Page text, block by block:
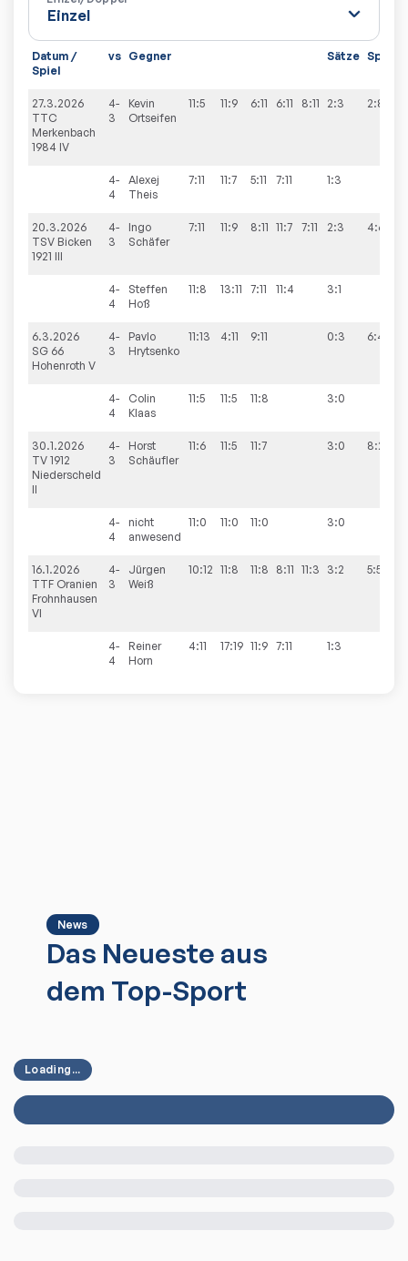
Datum /
Spiel
vs Gegner Sätze Spiele
27.3.2026
TTC
Merkenbach
1984 IV
4-
3
Kevin
Ortseifen
11:5 11:9 6:11 6:11 8:11 2:3 2:8
4-
4
Alexej
Theis
7:11 11:7 5:11 7:11 1:3
20.3.2026
TSV Bicken
1921 III
4-
3
Ingo
Schäfer
7:11 11:9 8:11 11:7 7:11 2:3 4:6
4-
4
Steffen
Hoß
11:8 13:11 7:11 11:4 3:1
6.3.2026
SG 66
Hohenroth V
4-
3
Pavlo
Hrytsenko
11:13 4:11 9:11 0:3 6:4
4-
4
Colin
Klaas
11:5 11:5 11:8 3:0
30.1.2026
TV 1912
Niederscheld
II
4-
3
Horst
Schäufler
11:6 11:5 11:7 3:0 8:2
4-
4
nicht
anwesend
11:0 11:0 11:0 3:0
16.1.2026
TTF Oranien
Frohnhausen
VI
4-
3
Jürgen
Weiß
10:12 11:8 11:8 8:11 11:3 3:2 5:5
4-
4
Reiner
Horn
4:11 17:19 11:9 7:11 1:3
News
Das Neueste aus
dem Top-Sport
Loading...